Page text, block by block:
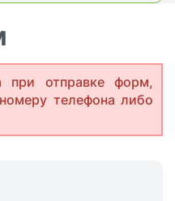
при отправке форм,
телефона либо